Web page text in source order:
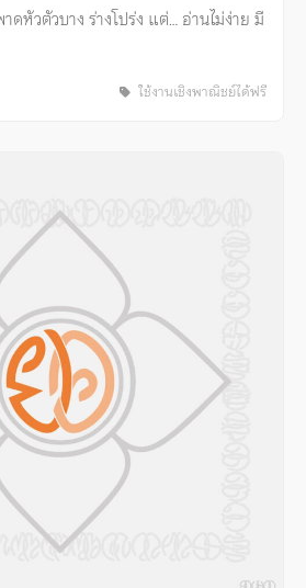
หัวตัวบาง ร่างโปร่ง แต่… อ่านไม่ง่าย มี
ใช้งานเชิงพาณิชย์ได้ฟรี